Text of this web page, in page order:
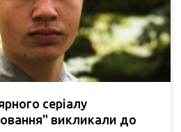
серіалу
викликали до